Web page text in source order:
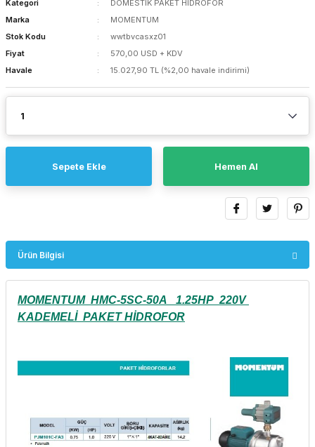
Kategori
DOMESTİK PAKET HİDROFOR
Marka
MOMENTUM
Stok Kodu
wwtbvcasxz01
Fiyat
570,00 USD + KDV
Havale
15.027,90 TL (%2,00 havale indirimi)
Sepete Ekle Hemen Al
Ürün Bilgisi
MOMENTUM HMC-5SC-50A 1.25HP 220V
KADEMELİ PAKET HİDROFOR